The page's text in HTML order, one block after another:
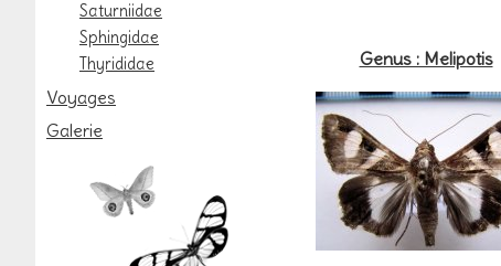
Saturniidae
Sphingidae
Thyrididae
Voyages
Galerie
Genus : Melipotis